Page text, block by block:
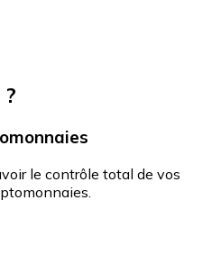
le contrôle total de vos